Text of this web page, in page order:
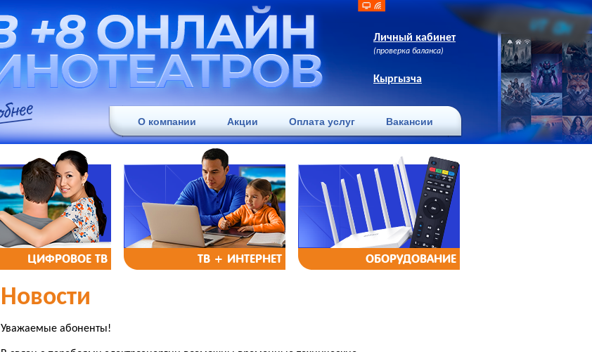
Личный кабинет
(проверка баланса)
Кыргызча
О компании Акции Оплата услуг Вакансии
ЦИФРОВОЕ ТВ ТВ + ИНТЕРНЕТ ОБОРУДОВАНИЕ
Новости
Уважаемые абоненты!